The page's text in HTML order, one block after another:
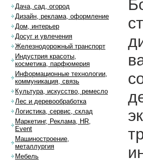
Дача, сад, огород
Дизайн, реклама, оформление
Дом, интерьер
Досуг и увлечения
Железнодорожный транспорт
Индустрия красоты,
косметика, парфюмерия
Информационные технологии,
коммуникация, связь
Культура, искусство, ремесло
Лес и деревообработка
Логистика, сервис, склад
Маркетинг, Реклама, HR,
Event
Машиностроение,
металлургия
Мебель